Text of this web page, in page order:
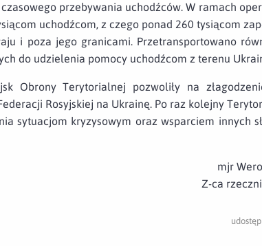
przebywania uchodźców. W ramach
uchodźcom, z czego ponad 260 tysiącom
i poza jego granicami. Przetransportowano
do udzielenia pomocy uchodźcom z terenu
Obrony Terytorialnej pozwoliły na
Rosyjskiej na Ukrainę. Po raz kolejny
sytuacjom kryzysowym oraz wsparciem innych
mjr
Z-ca